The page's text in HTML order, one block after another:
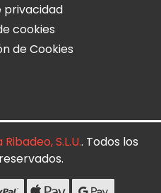
privacidad
cookies
de Cookies
S.L.U.. Todos los